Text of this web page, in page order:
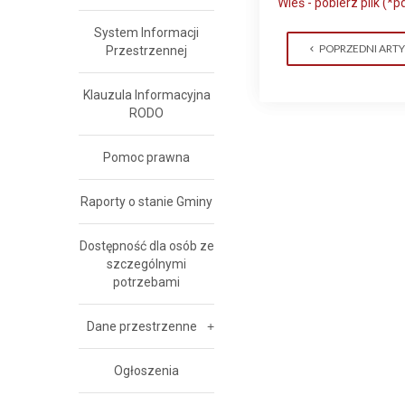
POPRZEDNI
System Informacji
Przestrzennej
Klauzula Informacyjna
RODO
Pomoc prawna
Raporty o stanie Gminy
Dostępność dla osób ze
szczególnymi
potrzebami
Dane przestrzenne
Ogłoszenia